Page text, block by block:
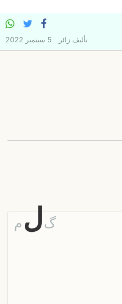
تأليف زائر 5 سبتمبر 2022
گل م